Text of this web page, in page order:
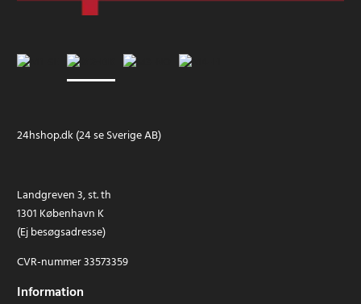
24hshop.dk (24 se Sverige AB)
Landgreven 3, st. th
1301 København K
(Ej besøgsadresse)
CVR-nummer 33573359
Information